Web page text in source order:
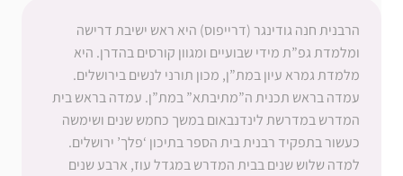
הרבנית חנה גודינגר (דרייפוס) היא ראש ישיבת דרישה
ומלמדת גפ”ת מידי שבועיים ומגוון קורסים בהדרן. היא
מלמדת גמרא עיון במת”ן, מכון תורני לנשים בירושלים.
עמדה בראש תכנית ה”מתיבתא” במת”ן. עמדה בראש בית
המדרש במדרשת לינדנבאום במשך כחמש שנים ושימשה
כעשור בתפקיד רבנית בית הספר בתיכון ‘פלך’ ירושלים.
למדה שלוש שנים בבית המדרש במגדל עוז, ארבע שנים